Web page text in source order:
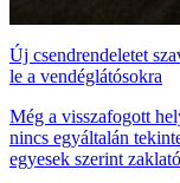
Új csendrendeletet
le a vendéglátósokra
Még a visszafogott
nincs egyáltalán
egyesek szerint